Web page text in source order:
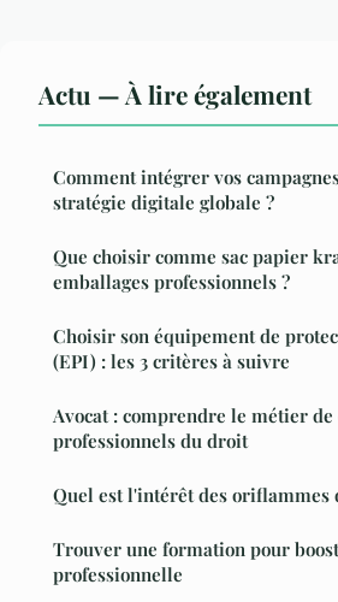
Actu — À lire également
Comment intégrer vos
stratégie digitale globale ?
Que choisir comme sac papier
emballages professionnels ?
Choisir son équipement de
(EPI) : les 3 critères à suivre
Avocat : comprendre le métier de
professionnels du droit
Quel est l'intérêt des oriflammes
Trouver une formation pour
professionnelle